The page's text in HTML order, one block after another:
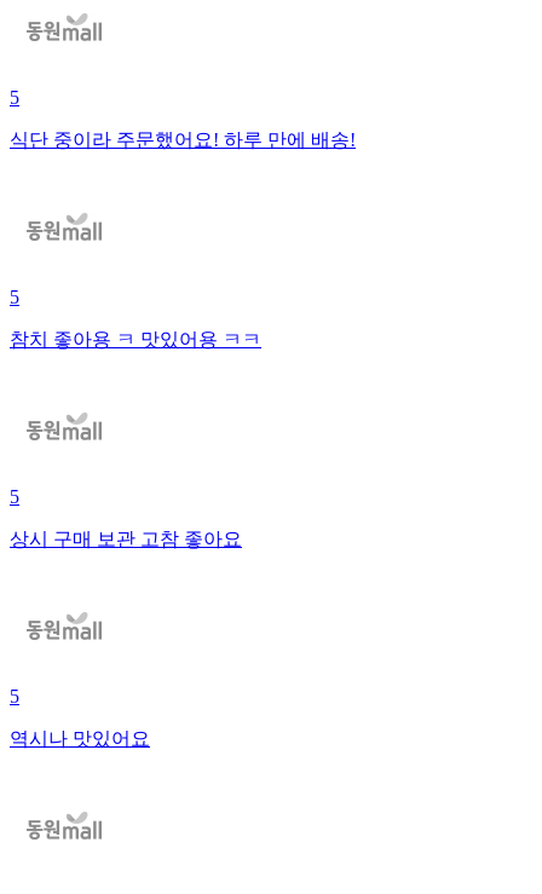
5
식단 중이라 주문했어요! 하루 만에 배송!
5
참치 좋아용 ㅋ 맛있어용 ㅋㅋ
5
상시 구매 보관 고참 좋아요
5
역시나 맛있어요